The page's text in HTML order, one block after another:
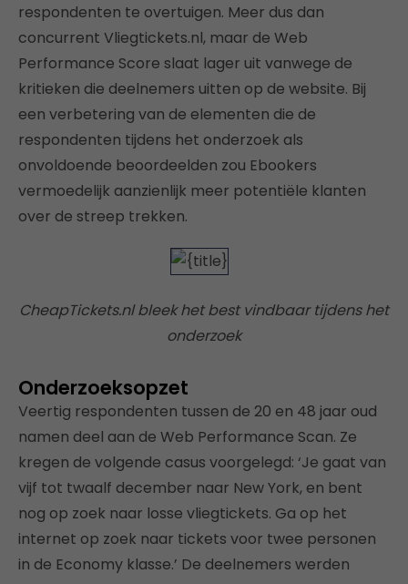
respondenten te overtuigen. Meer dus dan
concurrent Vliegtickets.nl, maar de Web
Performance Score slaat lager uit vanwege de
kritieken die deelnemers uitten op de website. Bij
een verbetering van de elementen die de
respondenten tijdens het onderzoek als
onvoldoende beoordeelden zou Ebookers
vermoedelijk aanzienlijk meer potentiële klanten
over de streep trekken.
CheapTickets.nl bleek het best vindbaar tijdens het
onderzoek
Onderzoeksopzet
Veertig respondenten tussen de 20 en 48 jaar oud
namen deel aan de Web Performance Scan. Ze
kregen de volgende casus voorgelegd: ‘Je gaat van
vijf tot twaalf december naar New York, en bent
nog op zoek naar losse vliegtickets. Ga op het
internet op zoek naar tickets voor twee personen
in de Economy klasse.’ De deelnemers werden